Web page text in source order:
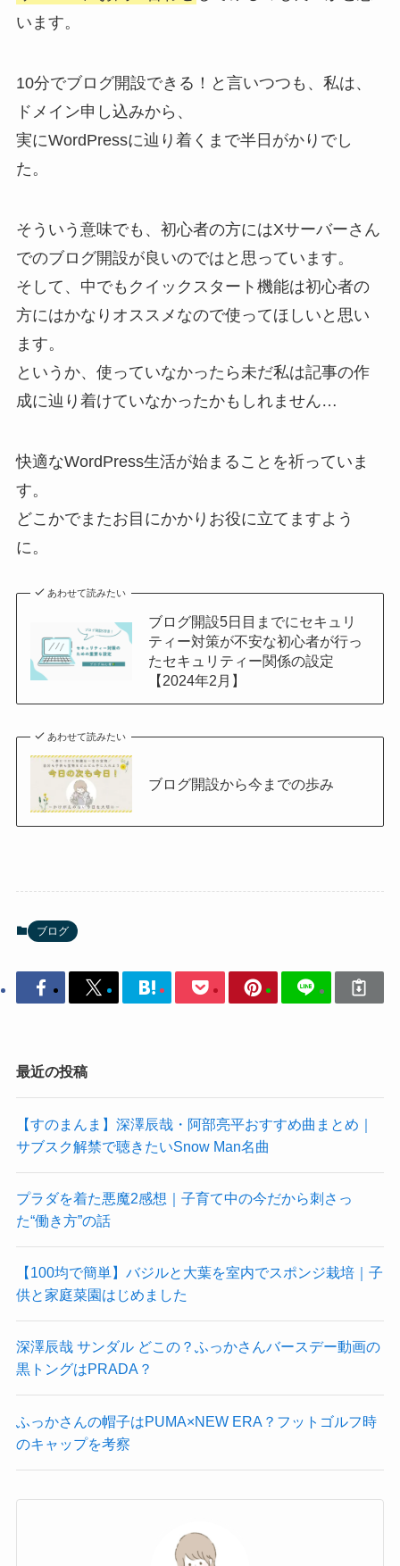
います。
10分でブログ開設できる！と言いつつも、私は、
ドメイン申し込みから、
実にWordPressに辿り着くまで半日がかりでし
た。
そういう意味でも、初心者の方にはXサーバーさん
でのブログ開設が良いのではと思っています。
そして、中でもクイックスタート機能は初心者の
方にはかなりオススメなので使ってほしいと思い
ます。
というか、使っていなかったら未だ私は記事の作
成に辿り着けていなかったかもしれません…
快適なWordPress生活が始まることを祈っていま
す。
どこかでまたお目にかかりお役に立てますよう
に。
あわせて読みたい
ブログ開設5日目までにセキュリ
ティー対策が不安な初心者が行っ
たセキュリティー関係の設定
【2024年2月】
あわせて読みたい
ブログ開設から今までの歩み
ブログ
最近の投稿
【すのまんま】深澤辰哉・阿部亮平おすすめ曲まとめ｜
サブスク解禁で聴きたいSnow Man名曲
プラダを着た悪魔2感想｜子育て中の今だから刺さっ
た“働き方”の話
【100均で簡単】バジルと大葉を室内でスポンジ栽培｜子
供と家庭菜園はじめました
深澤辰哉 サンダル どこの？ふっかさんバースデー動画の
黒トングはPRADA？
ふっかさんの帽子はPUMA×NEW ERA？フットゴルフ時
のキャップを考察